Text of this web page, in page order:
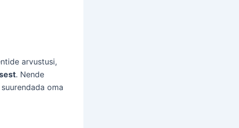
arvustusi,
. Nende
oma